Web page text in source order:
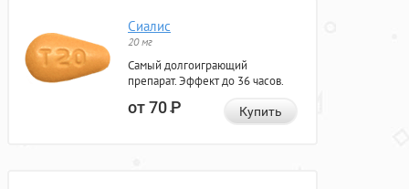
Сиалис
20 мг
Самый долгоиграющий
препарат. Эффект до 36 часов.
от 70Р Купить